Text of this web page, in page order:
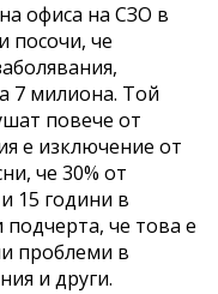
офиса на СЗО в
посочи, че
7 милиона. Той
повече от
е изключение от
че 30% от
15 години в
че това е
проблеми в
и други.